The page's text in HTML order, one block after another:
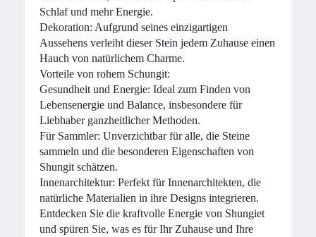
Schlaf und mehr Energie.
Dekoration: Aufgrund seines einzigartigen
Aussehens verleiht dieser Stein jedem Zuhause einen
Hauch von natürlichem Charme.
Vorteile von rohem Schungit:
Gesundheit und Energie: Ideal zum Finden von
Lebensenergie und Balance, insbesondere für
Liebhaber ganzheitlicher Methoden.
Für Sammler: Unverzichtbar für alle, die Steine ​​
sammeln und die besonderen Eigenschaften von
Shungit schätzen.
Innenarchitektur: Perfekt für Innenarchitekten, die
natürliche Materialien in ihre Designs integrieren.
Entdecken Sie die kraftvolle Energie von Shungiet
und spüren Sie, was es für Ihr Zuhause und Ihre